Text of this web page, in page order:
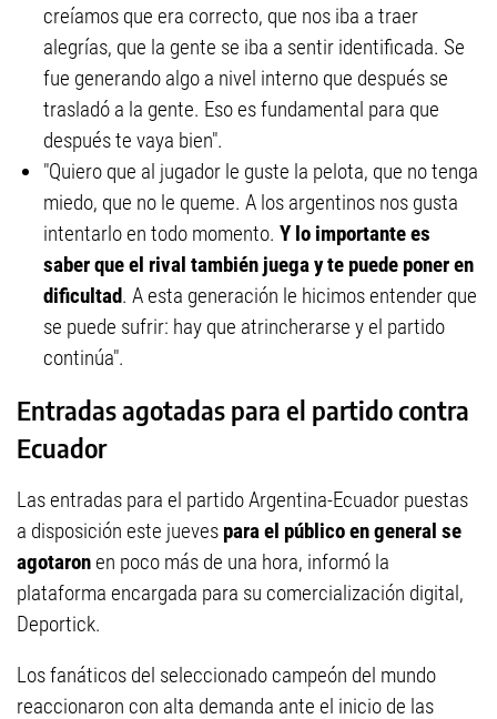
creíamos que era correcto, que nos iba a traer
alegrías, que la gente se iba a sentir identificada. Se
fue generando algo a nivel interno que después se
trasladó a la gente. Eso es fundamental para que
después te vaya bien".
"Quiero que al jugador le guste la pelota, que no tenga
miedo, que no le queme. A los argentinos nos gusta
intentarlo en todo momento. Y lo importante es
saber que el rival también juega y te puede poner en
dificultad. A esta generación le hicimos entender que
se puede sufrir: hay que atrincherarse y el partido
continúa".
Entradas agotadas para el partido contra
Ecuador
Las entradas para el partido Argentina-Ecuador puestas
a disposición este jueves para el público en general se
agotaronen poco más de una hora, informó la
plataforma encargada para su comercialización digital,
Deportick.
Los fanáticos del seleccionado campeón del mundo
reaccionaron con alta demanda ante el inicio de las